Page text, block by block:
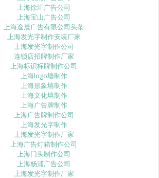
上海徐汇广告公司
上海宝山广告公司
上海逸晨广告有限公司头条
上海发光字制作安装厂家
上海发光字制作公司
连锁店招牌制作厂家
上海标识标牌制作公司
上海logo墙制作
上海形象墙制作
上海文化墙制作
上海广告牌制作
上海广告牌制作公司
上海发光字制作
上海发光字制作厂家
上海广告灯箱制作公司
上海门头制作公司
上海杨浦广告公司
上海发光字制作厂家